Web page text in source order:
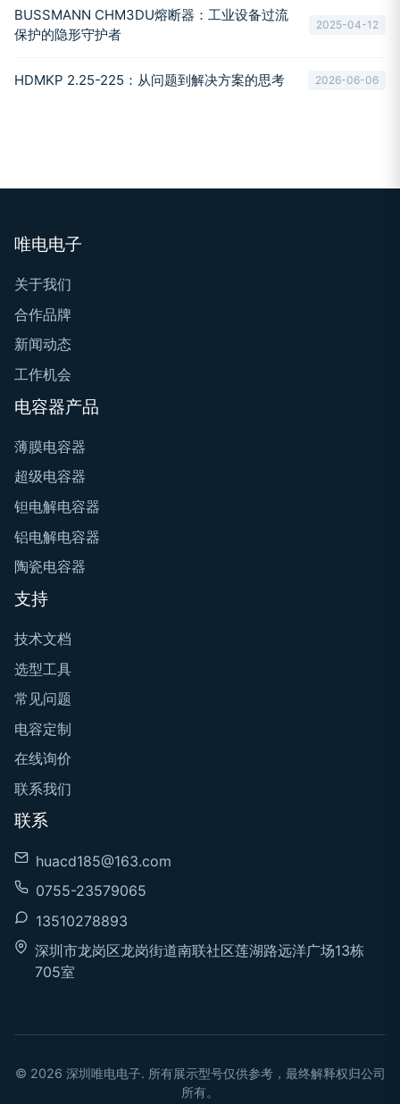
BUSSMANN CHM3DU熔断器：工业设备过流
保护的隐形守护者
2025-04-12
HDMKP 2.25-225：从问题到解决方案的思考 2026-06-06
唯电电子
关于我们
合作品牌
新闻动态
工作机会
电容器产品
薄膜电容器
超级电容器
钽电解电容器
铝电解电容器
陶瓷电容器
支持
技术文档
选型工具
常见问题
电容定制
在线询价
联系我们
联系
huacd185@163.com
0755-23579065
13510278893
深圳市龙岗区龙岗街道南联社区莲湖路远洋广场13栋
705室
© 2026 深圳唯电电子. 所有展示型号仅供参考，最终解释权归公司
所有。